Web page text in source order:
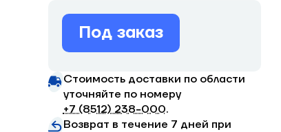
Под заказ
Стоимость доставки по области
уточняйте по номеру
+7 (8512) 238−000.
Возврат в течение 7 дней при